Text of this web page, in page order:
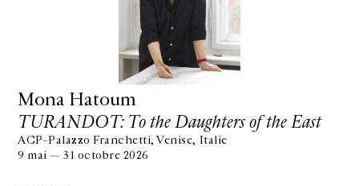
Mona Hatoum
TURANDOT: To the Daughters of the East
ACP–Palazzo Franchetti, Venise, Italie
9 mai — 31 octobre 2026